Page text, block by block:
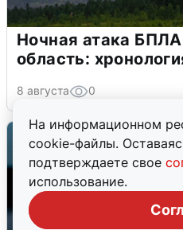
На информационном
cookie-файлы.
подтверждаете свое
использование.
Ночная атака
область:
8 августа 0